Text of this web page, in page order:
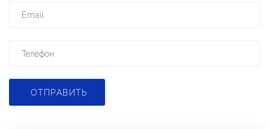
ОТПРАВИТЬ